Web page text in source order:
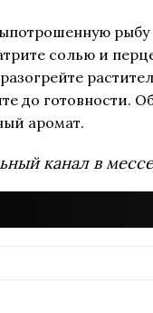
рыбу
солью и
до готовности.
аромат.
канал в